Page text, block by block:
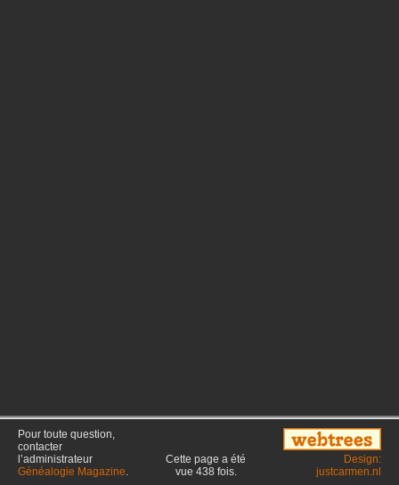
Pour toute question,
contacter
l’administrateur
Généalogie Magazine.
Cette page a été
vue 438 fois.
Design:
justcarmen.nl